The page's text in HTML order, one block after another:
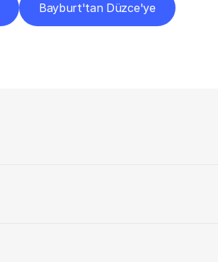
Bayburt'tan Düzce'ye